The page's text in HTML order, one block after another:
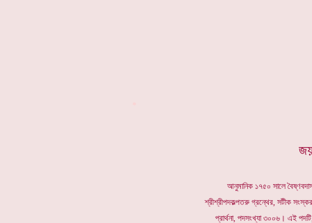
আনুমানিক ১৭৫০ সালে
শ্রীশ্রীপদকল্পতরু গ্রন্থের, সটীক
প্রার্থনা, পদসংখ্যা ৩০০৬। এই